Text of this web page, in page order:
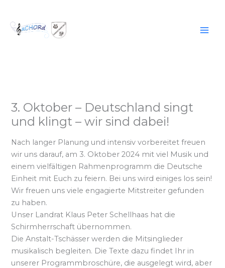
springen
3. Oktober – Deutschland singt
und klingt – wir sind dabei!
Nach langer Planung und intensiv vorbereitet freuen
wir uns darauf, am 3. Oktober 2024 mit viel Musik und
einem vielfältigen Rahmenprogramm die Deutsche
Einheit mit Euch zu feiern. Bei uns wird einiges los sein!
Wir freuen uns viele engagierte Mitstreiter gefunden
zu haben.
Unser Landrat Klaus Peter Schellhaas hat die
Schirmherrschaft übernommen.
Die Anstalt-Tschässer werden die Mitsinglieder
musikalisch begleiten. Die Texte dazu findet Ihr in
unserer Programmbroschüre, die ausgelegt wird, aber